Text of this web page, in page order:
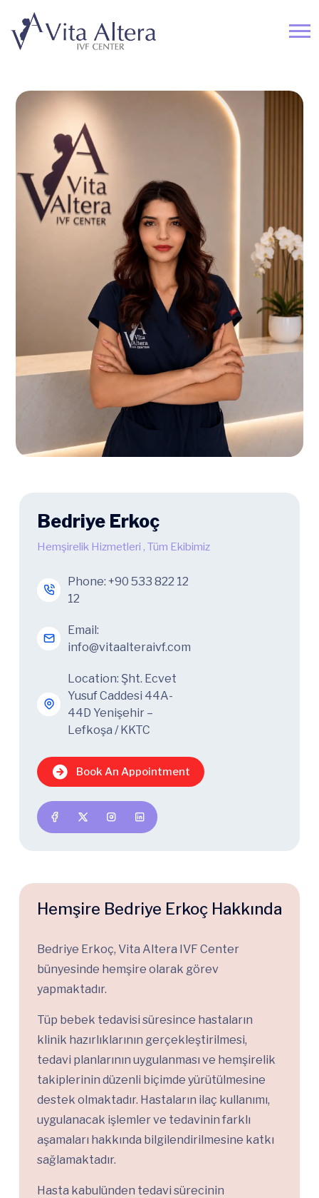
Bedriye Erkoç
Hemşirelik Hizmetleri , Tüm Ekibimiz
Phone: +90 533 822 12
12
Email:
info@vitaalteraivf.com
Location: Şht. Ecvet
Yusuf Caddesi 44A-
44D Yenişehir –
Lefkoşa / KKTC
Book An Appointment
Hemşire Bedriye Erkoç Hakkında
Bedriye Erkoç, Vita Altera IVF Center
bünyesinde hemşire olarak görev
yapmaktadır.
Tüp bebek tedavisi süresince hastaların
klinik hazırlıklarının gerçekleştirilmesi,
tedavi planlarının uygulanması ve hemşirelik
takiplerinin düzenli biçimde yürütülmesine
destek olmaktadır. Hastaların ilaç kullanımı,
uygulanacak işlemler ve tedavinin farklı
aşamaları hakkında bilgilendirilmesine katkı
sağlamaktadır.
Hasta kabulünden tedavi sürecinin